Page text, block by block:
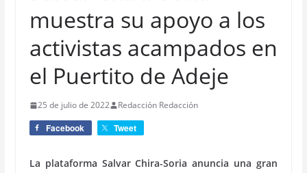
muestra su apoyo a los
activistas acampados en
el Puertito de Adeje
25 de julio de 2022 Redacción Redacción
Facebook Tweet
La plataforma Salvar Chira-Soria anuncia una gran